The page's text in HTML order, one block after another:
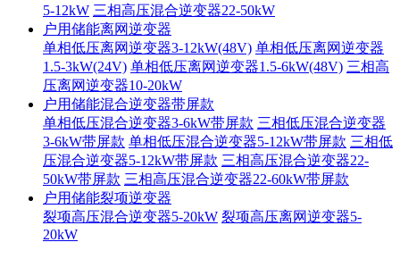
5-12kW 三相高压混合逆变器22-50kW
户用储能离网逆变器
单相低压离网逆变器3-12kW(48V) 单相低压离网逆变器
1.5-3kW(24V) 单相低压离网逆变器1.5-6kW(48V) 三相高
压离网逆变器10-20kW
户用储能混合逆变器带屏款
单相低压混合逆变器3-6kW带屏款 三相低压混合逆变器
3-6kW带屏款 单相低压混合逆变器5-12kW带屏款 三相低
压混合逆变器5-12kW带屏款 三相高压混合逆变器22-
50kW带屏款 三相高压混合逆变器22-60kW带屏款
户用储能裂项逆变器
裂项高压混合逆变器5-20kW 裂项高压离网逆变器5-
20kW